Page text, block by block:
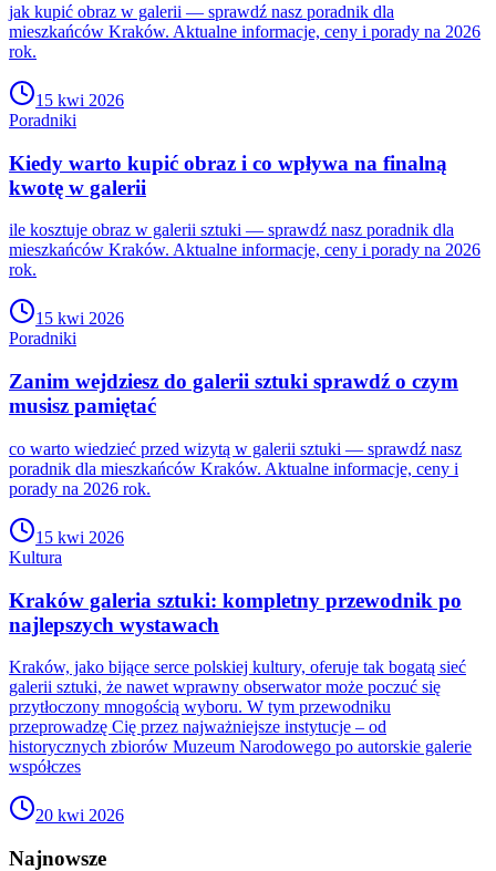
jak kupić obraz w galerii — sprawdź nasz poradnik dla
mieszkańców Kraków. Aktualne informacje, ceny i porady na 2026
rok.
15 kwi 2026
Poradniki
Kiedy warto kupić obraz i co wpływa na finalną
kwotę w galerii
ile kosztuje obraz w galerii sztuki — sprawdź nasz poradnik dla
mieszkańców Kraków. Aktualne informacje, ceny i porady na 2026
rok.
15 kwi 2026
Poradniki
Zanim wejdziesz do galerii sztuki sprawdź o czym
musisz pamiętać
co warto wiedzieć przed wizytą w galerii sztuki — sprawdź nasz
poradnik dla mieszkańców Kraków. Aktualne informacje, ceny i
porady na 2026 rok.
15 kwi 2026
Kultura
Kraków galeria sztuki: kompletny przewodnik po
najlepszych wystawach
Kraków, jako bijące serce polskiej kultury, oferuje tak bogatą sieć
galerii sztuki, że nawet wprawny obserwator może poczuć się
przytłoczony mnogością wyboru. W tym przewodniku
przeprowadzę Cię przez najważniejsze instytucje – od
historycznych zbiorów Muzeum Narodowego po autorskie galerie
współczes
20 kwi 2026
Najnowsze